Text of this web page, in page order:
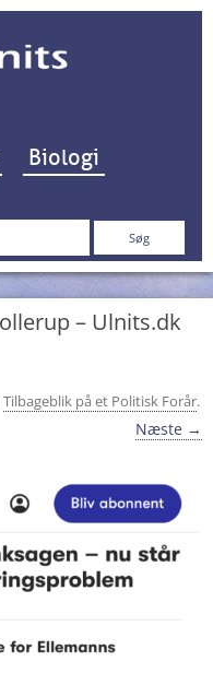
til indhold
Biologi
– Ulnits.dk
Tilbageblik på et Politisk Forår.
Næste →